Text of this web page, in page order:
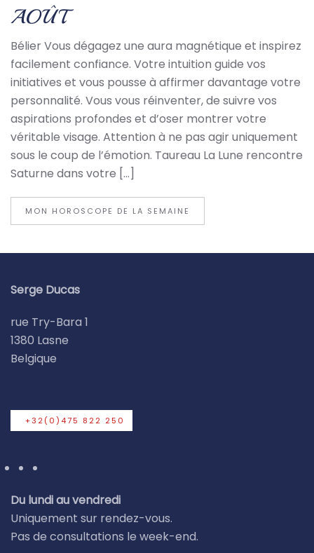
AOÛT
Bélier Vous dégagez une aura magnétique et inspirez
facilement confiance. Votre intuition guide vos
initiatives et vous pousse à affirmer davantage votre
personnalité. Vous vous réinventer, de suivre vos
aspirations profondes et d’oser montrer votre
véritable visage. Attention à ne pas agir uniquement
sous le coup de l’émotion. Taureau La Lune rencontre
Saturne dans votre […]
MON HOROSCOPE DE LA SEMAINE
Serge Ducas
rue Try-Bara 1
1380 Lasne
Belgique
+32(0)475 822 250
Du lundi au vendredi
Uniquement sur rendez-vous.
Pas de consultations le week-end.